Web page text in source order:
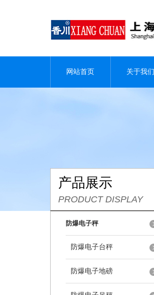
网站首页 关于我们
产品展示
PRODUCT DISPLAY
防爆电子秤
防爆电子台秤
防爆电子地磅